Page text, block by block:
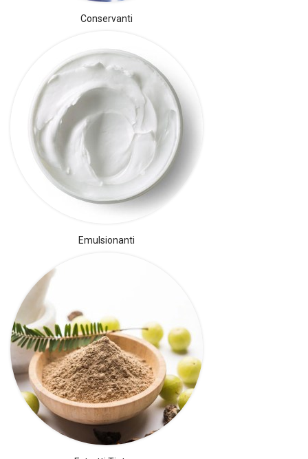
Conservanti
Emulsionanti